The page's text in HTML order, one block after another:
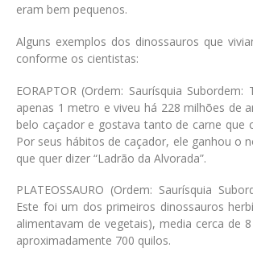
eram bem pequenos.
Alguns exemplos dos dinossauros que
conforme os cientistas:
EORAPTOR (Ordem: Saurísquia Subordem:
apenas 1 metro e viveu há 228 milhões de
belo caçador e gostava tanto de carne que
Por seus hábitos de caçador, ele ganhou o
que quer dizer “Ladrão da Alvorada”.
PLATEOSSAURO (Ordem: Saurísquia
Este foi um dos primeiros dinossauros
alimentavam de vegetais), media cerca de
aproximadamente 700 quilos.